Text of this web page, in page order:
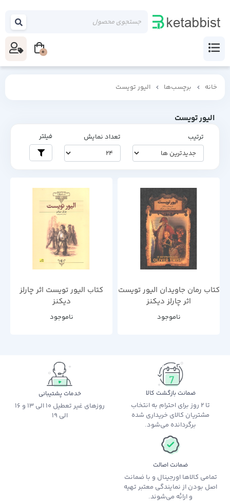
خانه برچسب‌ها الیور تویست
الیور تویست
ترتیب تعداد نمایش فیلتر
کتاب رمان جاویدان الیور تویست
اثر چارلز دیکنز
ناموجود
کتاب الیور تویست اثر چارلز
دیکنز
ناموجود
ضمانت بازگشت کالا
تا 2 روز برای احترام به انتخاب
مشتریان کالای خریداری شده
برگردانده می‌شود.
خدمات پشتیبانی
روزهای غیر تعطیل 10 الی 13 و 16
الی 19
ضمانت اصالت
تمامی کالاها اورجینال و با ضمانت
اصل بودن از نمایندگی معتبر تهیه
و ارائه می‌شوند.
0